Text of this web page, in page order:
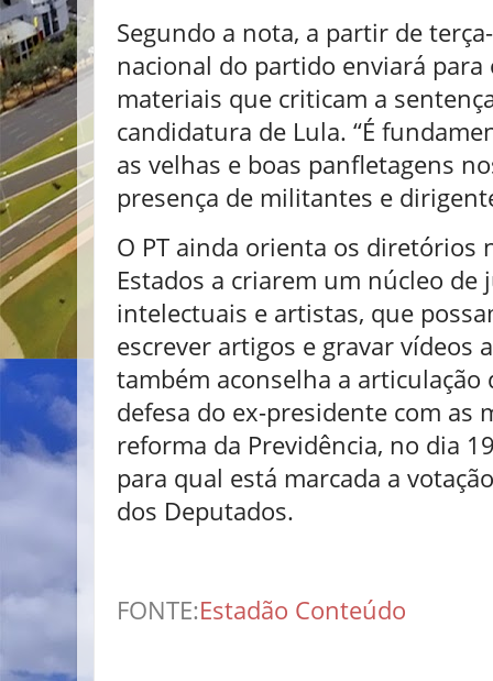
Segundo a nota, a partir de
nacional do partido enviará para
materiais que criticam a
candidatura de Lula. “É
as velhas e boas panfletagens
presença de militantes e
O PT ainda orienta os diretórios
Estados a criarem um núcleo de
intelectuais e artistas, que
escrever artigos e gravar vídeos
também aconselha a articulação
defesa do ex-presidente com as
reforma da Previdência, no dia
para qual está marcada a
dos Deputados.
FONTE:Estadão Conteúdo